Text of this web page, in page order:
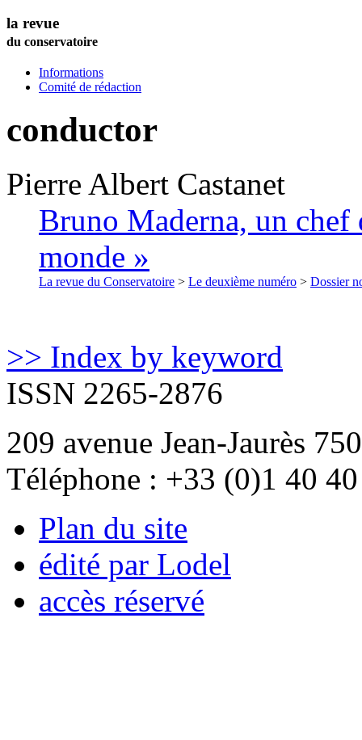
la revue
du conservatoire
Informations
Comité de rédaction
conductor
Pierre Albert Castanet
Bruno Maderna, un chef
monde »
La revue du Conservatoire > Le deuxième numéro > Dossier
>> Index by keyword
ISSN 2265-2876
209 avenue Jean-Jaurès
Téléphone : +33 (0)1 40
Plan du site
édité par Lodel
accès réservé